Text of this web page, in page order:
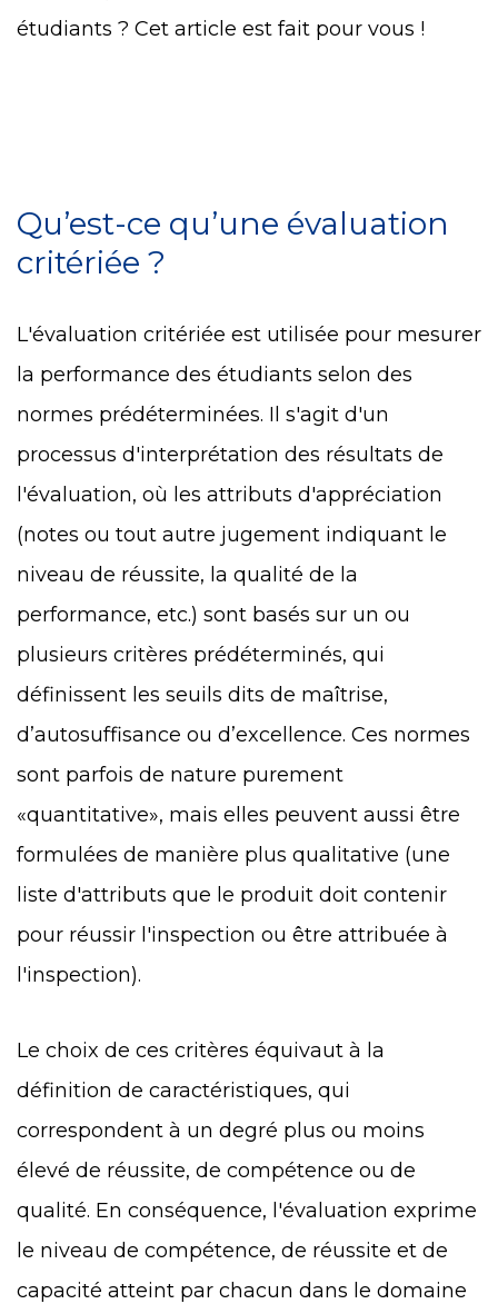
étudiants ? Cet article est fait pour vous !
Qu’est-ce qu’une évaluation
critériée ?
L'évaluation critériée est utilisée pour mesurer
la performance des étudiants selon des
normes prédéterminées. Il s'agit d'un
processus d'interprétation des résultats de
l'évaluation, où les attributs d'appréciation
(notes ou tout autre jugement indiquant le
niveau de réussite, la qualité de la
performance, etc.) sont basés sur un ou
plusieurs critères prédéterminés, qui
définissent les seuils dits de maîtrise,
d’autosuffisance ou d’excellence. Ces normes
sont parfois de nature purement
«quantitative», mais elles peuvent aussi être
formulées de manière plus qualitative (une
liste d'attributs que le produit doit contenir
pour réussir l'inspection ou être attribuée à
l'inspection).
Le choix de ces critères équivaut à la
définition de caractéristiques, qui
correspondent à un degré plus ou moins
élevé de réussite, de compétence ou de
qualité. En conséquence, l'évaluation exprime
le niveau de compétence, de réussite et de
capacité atteint par chacun dans le domaine